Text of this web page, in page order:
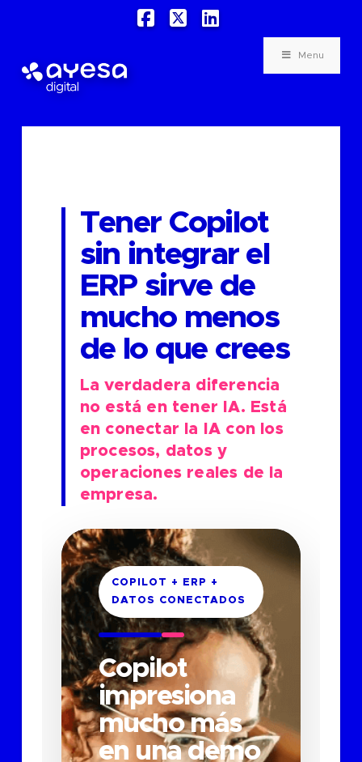
Facebook
X LinkedIn
Menu
Tener Copilot
sin integrar el
ERP sirve de
mucho menos
de lo que crees
La verdadera diferencia
no está en tener IA. Está
en conectar la IA con los
procesos, datos y
operaciones reales de la
empresa.
COPILOT + ERP +
DATOS CONECTADOS
Copilot
impresiona
mucho más
en una demo